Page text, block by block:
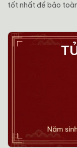
tốt nhất để bảo